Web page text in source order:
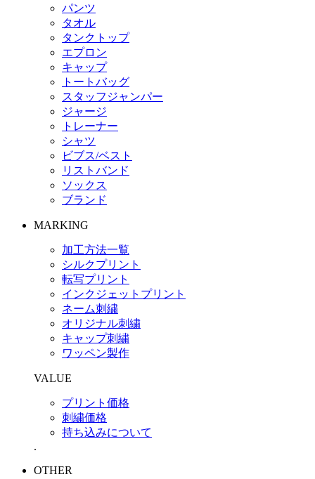
パンツ
タオル
タンクトップ
エプロン
キャップ
トートバッグ
スタッフジャンパー
ジャージ
トレーナー
シャツ
ビブス/ベスト
リストバンド
ソックス
ブランド
MARKING
加工方法一覧
シルクプリント
転写プリント
インクジェットプリント
ネーム刺繍
オリジナル刺繍
キャップ刺繍
ワッペン製作
VALUE
プリント価格
刺繍価格
持ち込みについて
.
OTHER